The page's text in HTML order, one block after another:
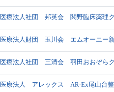
医療法人社団 邦英会 関野臨床薬理
医療法人財団 玉川会 エムオーエー新
医療法人社団 三清会 羽田おおぞら
医療法人 アレックス AR-Ex尾山台